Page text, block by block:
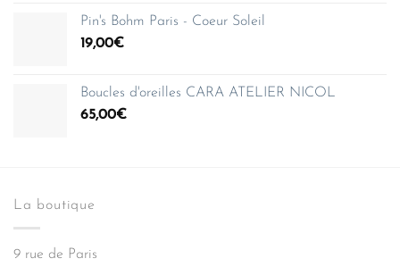
Pin's Bohm Paris - Coeur Soleil
19,00€
Boucles d'oreilles CARA ATELIER NICOL
65,00€
La boutique
9 rue de Paris